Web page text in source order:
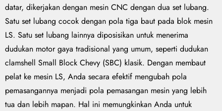
datar, dikerjakan dengan mesin CNC dengan dua set lubang.
Satu set lubang cocok dengan pola tiga baut pada blok mesin
LS. Satu set lubang lainnya diposisikan untuk menerima
dudukan motor gaya tradisional yang umum, seperti dudukan
clamshell Small Block Chevy (SBC) klasik. Dengan membaut
pelat ke mesin LS, Anda secara efektif mengubah pola
pemasangannya menjadi pola pemasangan mesin yang lebih
tua dan lebih mapan. Hal ini memungkinkan Anda untuk